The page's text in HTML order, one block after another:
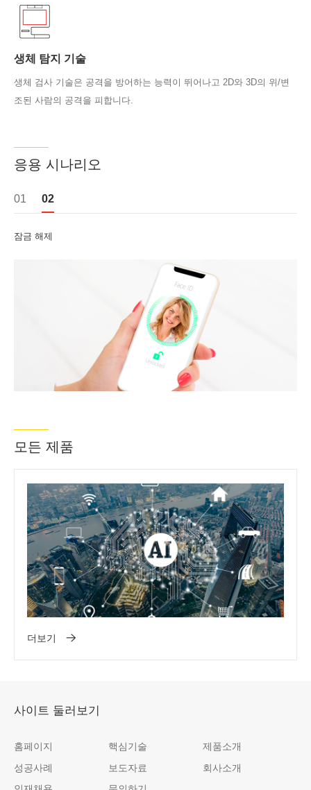
생체 탐지 기술
생체 검사 기술은 공격을 방어하는 능력이 뛰어나고 2D와 3D의 위/변
조된 사람의 공격을 피합니다.
응용 시나리오
01 02
잠금 해제
모든 제품
더보기
사이트 둘러보기
홈페이지 핵심기술
제품소개
성공사례
보도자료
회사소개